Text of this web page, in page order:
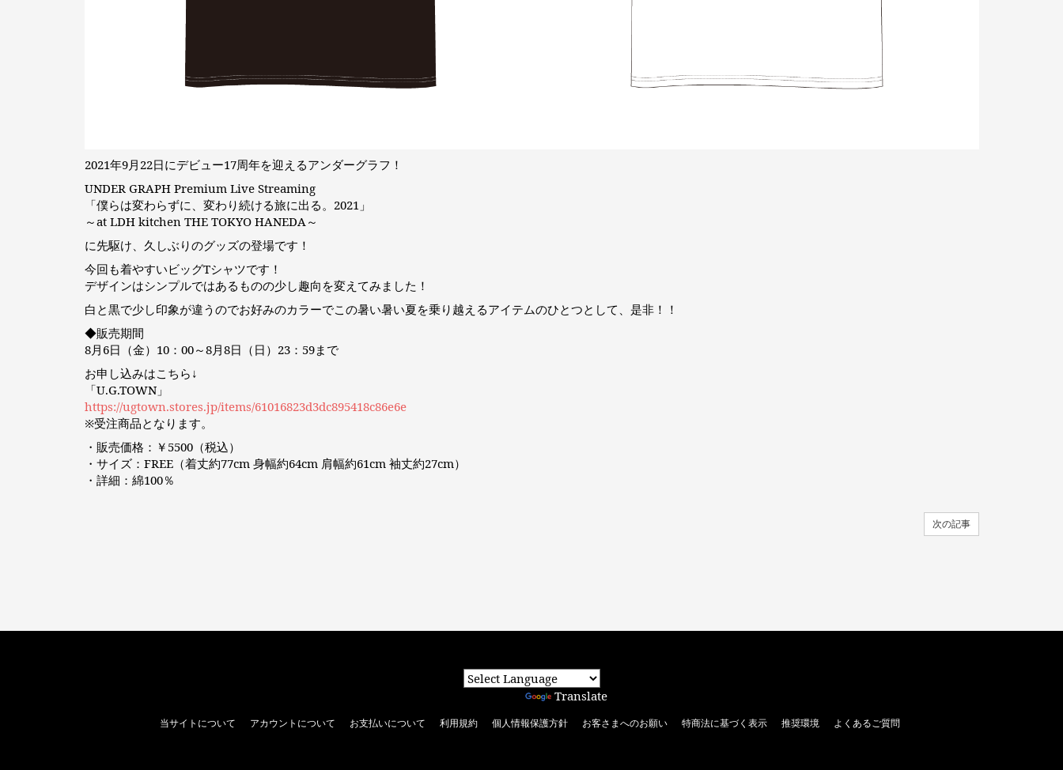
2021年9月22日にデビュー17周年を迎えるアンダーグラフ！
UNDER GRAPH Premium Live Streaming
「僕らは変わらずに、変わり続ける旅に出る。2021」
～at LDH kitchen THE TOKYO HANEDA～
に先駆け、久しぶりのグッズの登場です！
今回も着やすいビッグTシャツです！
デザインはシンプルではあるものの少し趣向を変えてみました！
白と黒で少し印象が違うのでお好みのカラーでこの暑い暑い夏を乗り越えるアイテムのひとつとして、是非！！
◆販売期間
8月6日（金）10：00～8月8日（日）23：59まで
お申し込みはこちら↓
「U.G.TOWN」
https://ugtown.stores.jp/items/61016823d3dc895418c86e6e
※受注商品となります。
・販売価格：￥5500（税込）
・サイズ：FREE（着丈約77cm 身幅約64cm 肩幅約61cm 袖丈約27cm）
・詳細：綿100％
次の記事
Translate
当サイトについて アカウントについて お支払いについて 利用規約 個人情報保護方針 お客さまへのお願い 特商法に基づく表示 推奨環境 よくあるご質問